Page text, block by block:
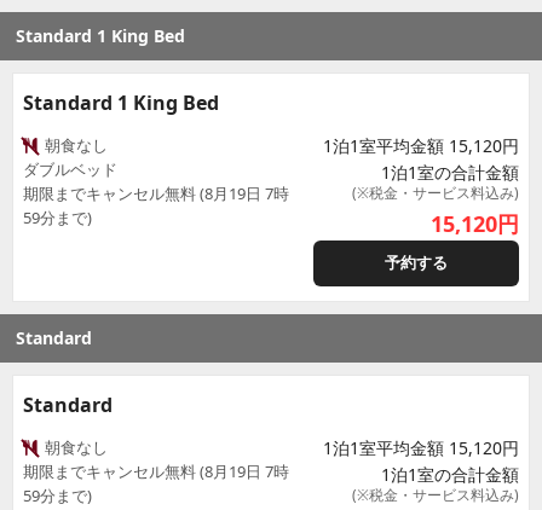
Standard 1 King Bed
Standard 1 King Bed
朝食なし
ダブルベッド
期限までキャンセル無料 (8月19日 7時
59分まで)
1泊1室平均金額 15,120円
1泊1室の合計金額
(※税金・サービス料込み)
15,120円
予約する
Standard
Standard
朝食なし
期限までキャンセル無料 (8月19日 7時
59分まで)
1泊1室平均金額 15,120円
1泊1室の合計金額
(※税金・サービス料込み)